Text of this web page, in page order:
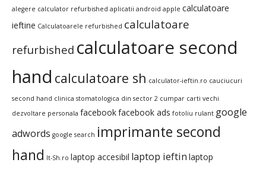
alegere calculator refurbished aplicatii android apple calculatoare
ieftine Calculatoarele refurbished calculatoare
refurbished calculatoare second
hand calculatoare sh calculator-ieftin.ro cauciucuri
second hand clinica stomatologica din sector 2 cumpar carti vechi
dezvoltare personala facebookfacebook ads fotoliu rulant google
adwords google search imprimante second
hand It-Sh.ro laptop accesibil laptop ieftin laptop